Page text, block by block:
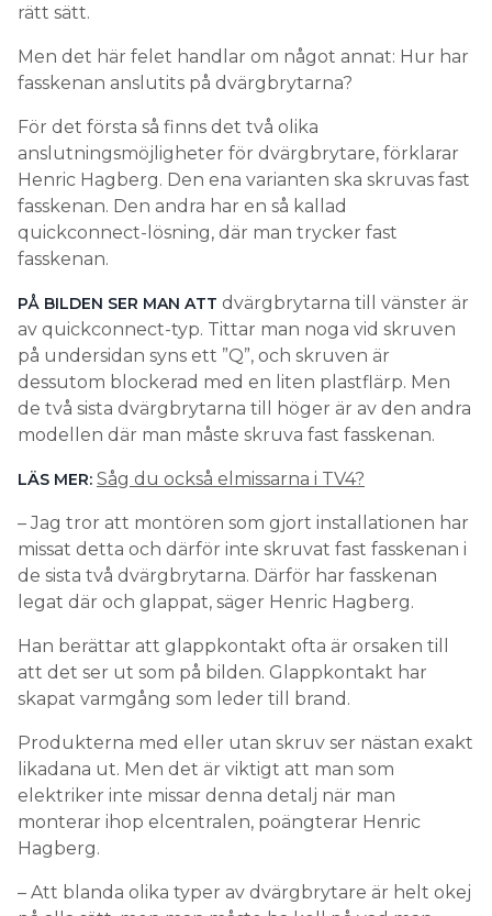
rätt sätt.
Men det här felet handlar om något annat: Hur har
fasskenan anslutits på dvärgbrytarna?
För det första så finns det två olika
anslutningsmöjligheter för dvärgbrytare, förklarar
Henric Hagberg. Den ena varianten ska skruvas fast
fasskenan. Den andra har en så kallad
quickconnect-lösning, där man trycker fast
fasskenan.
PÅ BILDEN SER MAN ATT dvärgbrytarna till vänster är
av quickconnect-typ. Tittar man noga vid skruven
på undersidan syns ett ”Q”, och skruven är
dessutom blockerad med en liten plastflärp. Men
de två sista dvärgbrytarna till höger är av den andra
modellen där man måste skruva fast fasskenan.
LÄS MER: Såg du också elmissarna i TV4?
– Jag tror att montören som gjort installationen har
missat detta och därför inte skruvat fast fasskenan i
de sista två dvärgbrytarna. Därför har fasskenan
legat där och glappat, säger Henric Hagberg.
Han berättar att glappkontakt ofta är orsaken till
att det ser ut som på bilden. Glappkontakt har
skapat varmgång som leder till brand.
Produkterna med eller utan skruv ser nästan exakt
likadana ut. Men det är viktigt att man som
elektriker inte missar denna detalj när man
monterar ihop elcentralen, poängterar Henric
Hagberg.
– Att blanda olika typer av dvärgbrytare är helt okej